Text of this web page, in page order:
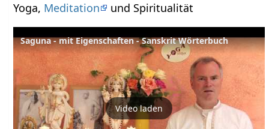
Yoga, Meditation und Spiritualität
Saguna - mit Eigenschaften - Sanskrit Wörterbuch
Video laden